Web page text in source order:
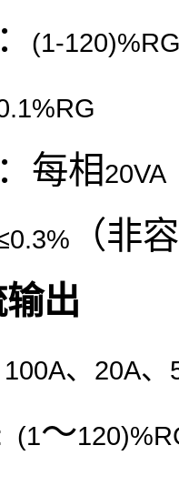
(1-
每相20VA
（非
出
100A、 20A、
(1～